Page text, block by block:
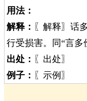
用法：
解释： 〖解释〗话
行受损害。同“言多
出处： 〖出处〗
例子： 〖示例〗